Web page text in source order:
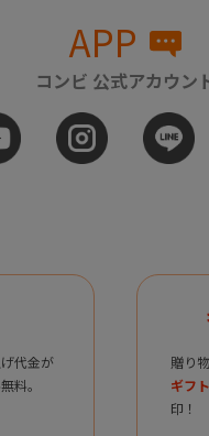
APP
コンビ 公式アカウン
代金が
料。
贈り
ギフ
印！